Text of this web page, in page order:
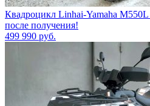
Квадроцикл Linhai-Yamaha
после получения!
499 990 руб.